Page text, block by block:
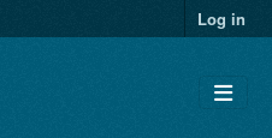
Log in